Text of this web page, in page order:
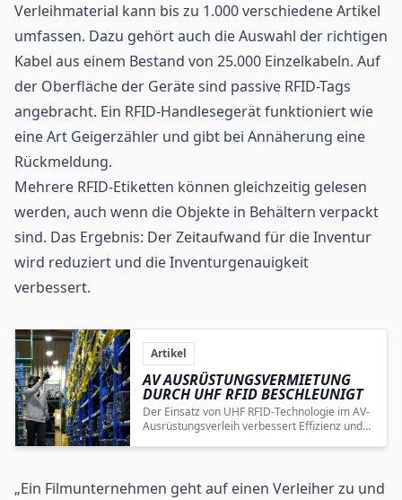
Verleihmaterial kann bis zu 1.000 verschiedene Artikel
umfassen. Dazu gehört auch die Auswahl der richtigen
Kabel aus einem Bestand von 25.000 Einzelkabeln. Auf
der Oberfläche der Geräte sind passive RFID-Tags
angebracht. Ein RFID-Handlesegerät funktioniert wie
eine Art Geigerzähler und gibt bei Annäherung eine
Rückmeldung.
Mehrere RFID-Etiketten können gleichzeitig gelesen
werden, auch wenn die Objekte in Behältern verpackt
sind. Das Ergebnis: Der Zeitaufwand für die Inventur
wird reduziert und die Inventurgenauigkeit
verbessert.
Artikel
AV AUSRÜSTUNGSVERMIETUNG
DURCHUHF RFIDBESCHLEUNIGT
Der Einsatz von UHF RFID-Technologie im AV-
Ausrüstungsverleih verbessert Effizienz und
„Ein Filmunternehmen geht auf einen Verleiher zu und